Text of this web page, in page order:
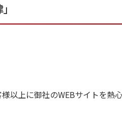
以上に御社のWEBサイトを熱